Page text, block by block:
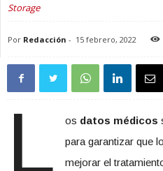
Storage
Por Redacción - 15 febrero, 2022
L os datos médicos
para garantizar que
mejorar el